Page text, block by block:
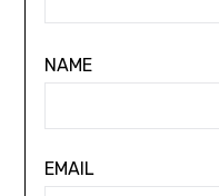
NAME
EMAIL